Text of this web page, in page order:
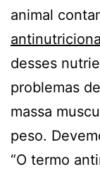
animal
desses
problemas
massa
peso.
“O termo